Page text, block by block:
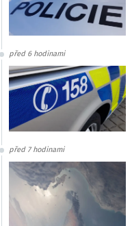
před 6 hodinami
před 7 hodinami